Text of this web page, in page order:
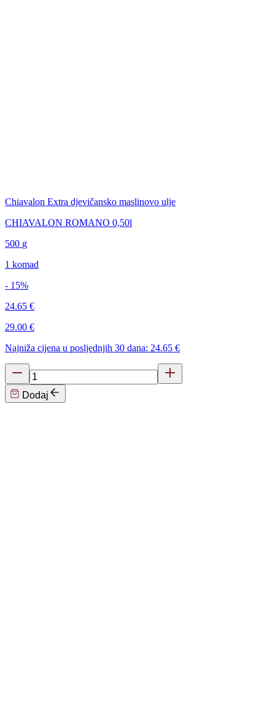
Chiavalon Extra djevičansko maslinovo ulje
CHIAVALON ROMANO 0,50l
500 g
1 komad
- 15%
24.65 €
29.00 €
Najniža cijena u posljednjih 30 dana: 24.65 €
Dodaj